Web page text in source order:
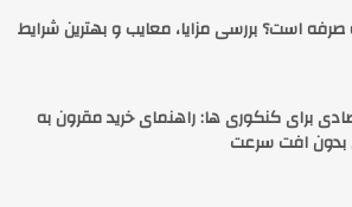
است؟ بررسی مزایا، معایب و بهترین شرایط
برای کنکوری ها: راهنمای خرید مقرون به
بدون افت سرعت